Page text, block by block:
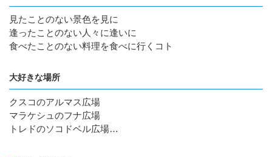
見たことのない景色を見に
逢ったことのない人々に逢いに
食べたことのない料理を食べに行くコト
大好きな場所
クスコのアルマス広場
マラケシュのフナ広場
トレドのソコドベル広場…